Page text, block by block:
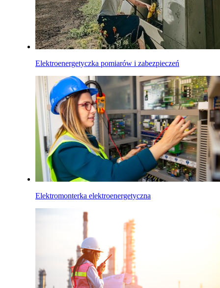
Elektroenergetyczka pomiarów i zabezpieczeń
Elektromonterka elektroenergetyczna